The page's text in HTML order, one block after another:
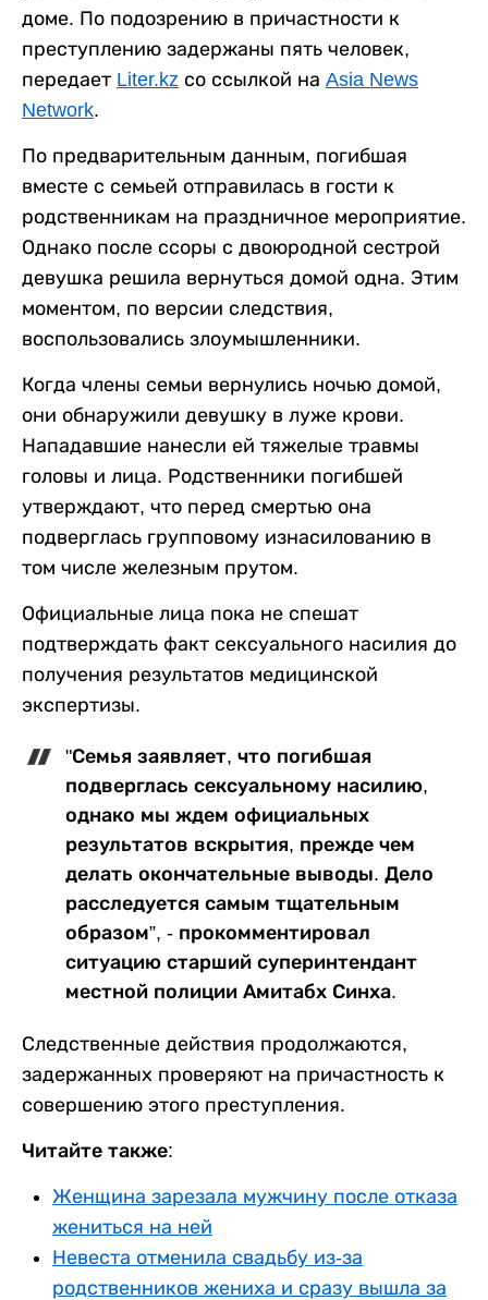
доме. По подозрению в причастности к
преступлению задержаны пять человек,
передает Liter.kz со ссылкой на Asia News
Network.
По предварительным данным, погибшая
вместе с семьей отправилась в гости к
родственникам на праздничное мероприятие.
Однако после ссоры с двоюродной сестрой
девушка решила вернуться домой одна. Этим
моментом, по версии следствия,
воспользовались злоумышленники.
Когда члены семьи вернулись ночью домой,
они обнаружили девушку в луже крови.
Нападавшие нанесли ей тяжелые травмы
головы и лица. Родственники погибшей
утверждают, что перед смертью она
подверглась групповому изнасилованию в
том числе железным прутом.
Официальные лица пока не спешат
подтверждать факт сексуального насилия до
получения результатов медицинской
экспертизы.
"Семья заявляет, что погибшая
подверглась сексуальному насилию,
однако мы ждем официальных
результатов вскрытия, прежде чем
делать окончательные выводы. Дело
расследуется самым тщательным
образом”, - прокомментировал
ситуацию старший суперинтендант
местной полиции Амитабх Синха.
Следственные действия продолжаются,
задержанных проверяют на причастность к
совершению этого преступления.
Читайте также:
Женщина зарезала мужчину после отказа
жениться на ней
Невеста отменила свадьбу из-за
родственников жениха и сразу вышла за